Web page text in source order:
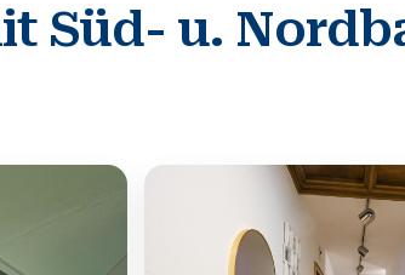
Süd- u.